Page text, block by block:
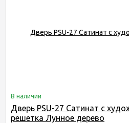
В наличии
Дверь PSU-27 Сатинат с
решетка Лунное дерево